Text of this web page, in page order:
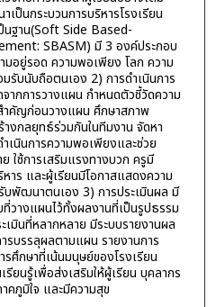
ป็นกระบวนการบริหารโรงเรียน
นฐาน(Soft Side Based-
SBASM) มี 3 องค์ประกอบ
อยู่รอด ความพอเพียง โลก ความ
รับนับถือตนเอง 2) การดำเนินการ
ากการวางแผน กำหนดตัวชี้วัดความ
ำคัญก่อนวางแผน ศึกษาสภาพ
งกลยุทธ์ร่วมกันในทีมงาน จัดหา
เนินการความพอเพียงและช่วย
ใช้การเสริมแรงทางบวก ครูมี
าร และผู้เรียนมีโอกาสแสดงความ
บพัฒนาตนเอง 3) การประเมินผล มี
วางแผนไว้ทั้งผลงานที่เป็นรูปธรรม
มินที่หลากหลาย มีระบบรายงานผล
บรรลุผลตามแผน รายงานการ
ศึกษาที่เน้นมนุษย์ของโรงเรียน
ยนรู้เพื่อส่งเสริมให้ผู้เรียน บุคลากร
ภูมิใจ และมีความสุข